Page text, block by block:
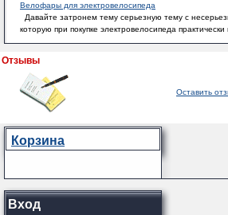
Велофары для электровелосипеда
Давайте затронем тему серьезную тему с
которую при покупке электровелосипеда
Отзывы
Оставить
Корзина
Вход